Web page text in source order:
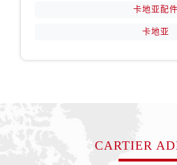
卡地亚配件
卡地亚
CARTIER